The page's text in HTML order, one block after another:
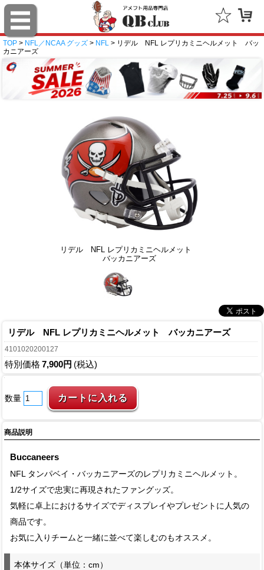
TOP > NFL／NCAA グッズ > NFL > リデル NFL レプリカミニヘルメット バッ
カニアーズ
リデル NFL レプリカミニヘルメット
バッカニアーズ
リデル NFL レプリカミニヘルメット バッカニアーズ
4101020200127
特別価格 7,900円 (税込)
数量
商品説明
Buccaneers
NFL タンパベイ・バッカニアーズのレプリカミニヘルメット。
1/2サイズで忠実に再現されたファングッズ。
気軽に卓上におけるサイズでディスプレイやプレゼントに人気の
商品です。
お気に入りチームと一緒に並べて楽しむのもオススメ。
本体サイズ（単位：cm）